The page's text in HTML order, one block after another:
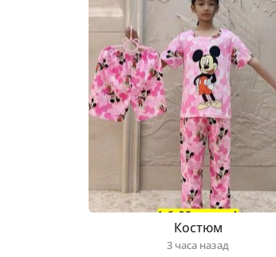
Костюм
3 часа назад